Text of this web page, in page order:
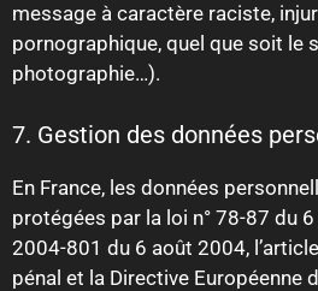
message à caractère raciste,
pornographique, quel que soit le
photographie…).
7. Gestion des données
En France, les données
protégées par la loi n° 78-87 du
2004-801 du 6 août 2004,
pénal et la Directive Européenne